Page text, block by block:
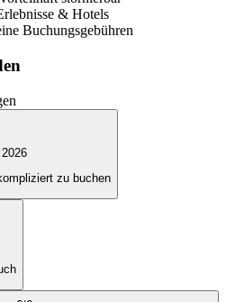
& Hotels
Buchungsgebühren
zu buchen